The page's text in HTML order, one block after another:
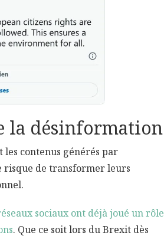
la désinformation
contenus générés par
de transformer leurs
sociaux ont déjà joué un rôle
. Que ce soit lors du Brexit dès